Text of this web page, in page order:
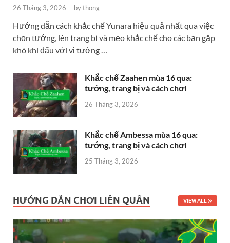
26 Tháng 3, 2026 - bythong
Hướng dẫn cách khắc chế Yunara hiệu quả nhất qua việc
chọn tướng, lên trang bị và mẹo khắc chế cho các bạn gặp
khó khi đấu với vị tướng …
Khắc chế Zaahen mùa 16 qua:
tướng, trang bị và cách chơi
26 Tháng 3, 2026
Khắc chế Ambessa mùa 16 qua:
tướng, trang bị và cách chơi
25 Tháng 3, 2026
HƯỚNG DẪN CHƠI LIÊN QUÂN VIEW ALL